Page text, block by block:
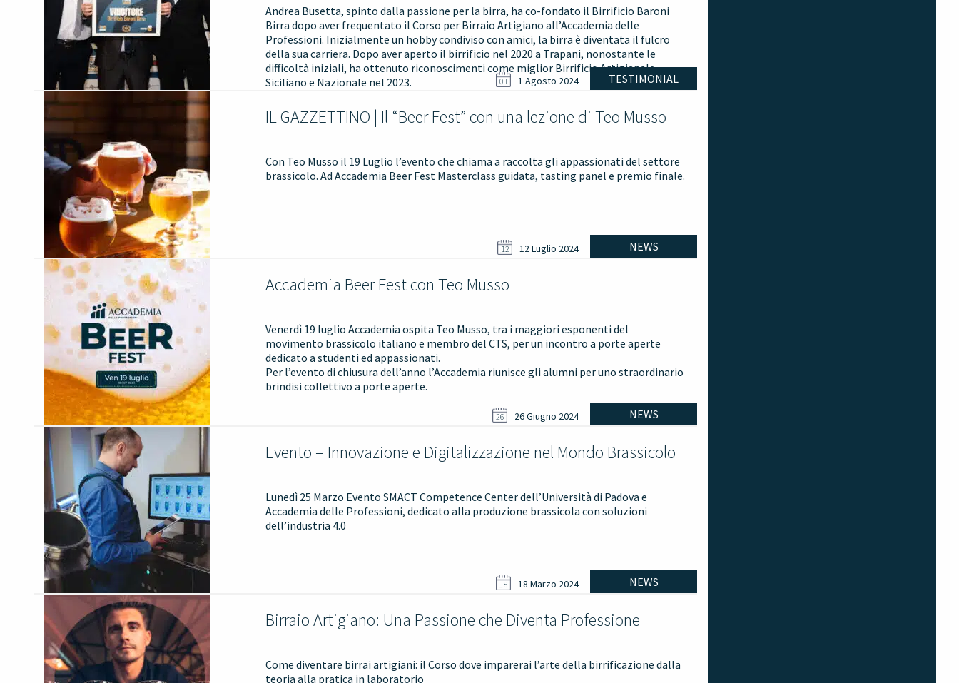
Andrea Busetta, spinto dalla passione per la birra, ha co-fondato il Birrificio Baroni
Birra dopo aver frequentato il Corso per Birraio Artigiano all’Accademia delle
Professioni. Inizialmente un hobby condiviso con amici, la birra è diventata il fulcro
della sua carriera. Dopo aver aperto il birrificio nel 2020 a Trapani, nonostante le
difficoltà iniziali, ha ottenuto riconoscimenti come miglior Birrificio Artigianale
Siciliano e Nazionale nel 2023.
TESTIMONIAL
01 1 Agosto 2024
IL GAZZETTINO | Il “Beer Fest” con una lezione di Teo Musso
Con Teo Musso il 19 Luglio l’evento che chiama a raccolta gli appassionati del settore
brassicolo. Ad Accademia Beer Fest Masterclass guidata, tasting panel e premio finale.
NEWS
12 12 Luglio 2024
Accademia Beer Fest con Teo Musso
Venerdì 19 luglio Accademia ospita Teo Musso, tra i maggiori esponenti del
movimento brassicolo italiano e membro del CTS, per un incontro a porte aperte
dedicato a studenti ed appassionati.
Per l’evento di chiusura dell’anno l’Accademia riunisce gli alumni per uno straordinario
brindisi collettivo a porte aperte.
NEWS
26 26 Giugno 2024
Evento – Innovazione e Digitalizzazione nel Mondo Brassicolo
Lunedì 25 Marzo Evento SMACT Competence Center dell’Università di Padova e
Accademia delle Professioni, dedicato alla produzione brassicola con soluzioni
dell’industria 4.0
NEWS
18 18 Marzo 2024
Birraio Artigiano: Una Passione che Diventa Professione
Come diventare birrai artigiani: il Corso dove imparerai l’arte della birrificazione dalla
teoria alla pratica in laboratorio